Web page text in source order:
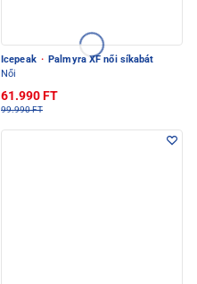
Icepeak · Palmyra XF női síkabát
Női
61.990 FT
99.990 FT